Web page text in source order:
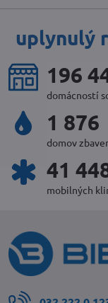
uplynulý
217
domácností
2 072
domov
46
mobilných